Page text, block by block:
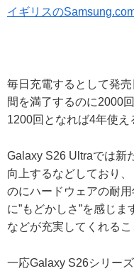
イギリスの
毎日充電するとして発
間を満了するのに2000
1200回となれば4年使え
Galaxy S26 Ultraでは新
向上するなどしており
のにハードウェアの耐
に”もどかしさ”を感じ
などが充実してくれるこ
一応Galaxy S26シリー